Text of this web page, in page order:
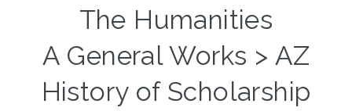
The Humanities
A General Works > AZ
History of Scholarship